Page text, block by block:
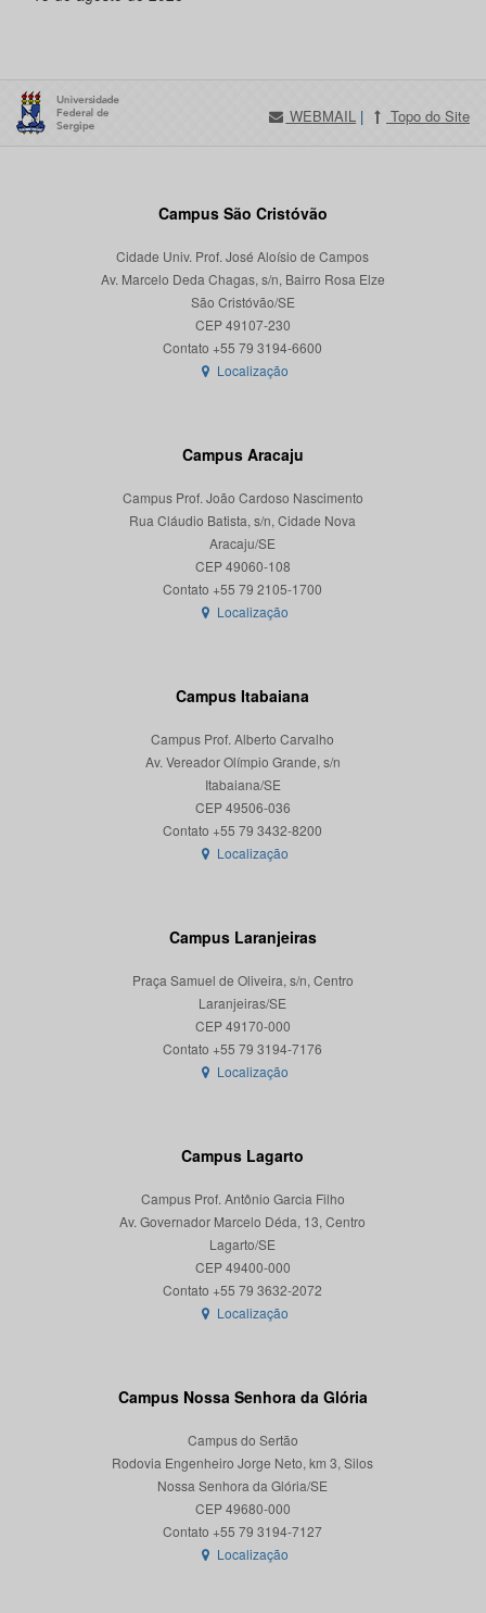
WEBMAIL | Topo do Site
Campus São Cristóvão
Cidade Univ. Prof. José Aloísio de Campos
Av. Marcelo Deda Chagas, s/n, Bairro Rosa Elze
São Cristóvão/SE
CEP 49107-230
Localização
Campus Aracaju
Campus Prof. João Cardoso Nascimento
Rua Cláudio Batista, s/n, Cidade Nova
Aracaju/SE
CEP 49060-108
Localização
Campus Itabaiana
Campus Prof. Alberto Carvalho
Av. Vereador Olímpio Grande, s/n
Itabaiana/SE
CEP 49506-036
Localização
Campus Laranjeiras
Praça Samuel de Oliveira, s/n, Centro
Laranjeiras/SE
CEP 49170-000
Localização
Campus Lagarto
Campus Prof. Antônio Garcia Filho
Av. Governador Marcelo Déda, 13, Centro
Lagarto/SE
CEP 49400-000
Localização
Campus Nossa Senhora da Glória
Campus do Sertão
Rodovia Engenheiro Jorge Neto, km 3, Silos
Nossa Senhora da Glória/SE
CEP 49680-000
Localização